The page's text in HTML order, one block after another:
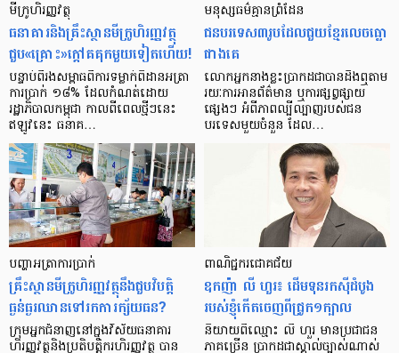
មីក្រូ​ហិរញ្ញវត្ថុ
ធនាគារ​និង​គ្រឹះស្ថាន​មីក្រូ​ហិរញ្ញវត្ថុ​
ជួប«គ្រោះ»ក្តៅ​គគុក​មួយ​ទៀត​ហើយ!
បន្ទាប់​ពី​រង​សម្ពាធ​​ពី​ការ​ទម្លាក់​ពិដាន​អត្រា​
ការ​ប្រាក់ ១៨​% ដែល​កំណត់​ដោយ​
រដ្ឋាភិបាល​កម្ពុជា កាល​ពី​ពេល​ថ្មីៗ​នេះ
ឥឡូវ​នេះ ធនាគ…
មនុស្ស​ធម៌​គ្មាន​ព្រំដែន
ជន​បរទេស​៣​រូប​ដែល​ជួយ​ខ្មែរ​លេច​ធ្លោ​
ជាង​គេ
លោកអ្នក​នាង​ខ្លះ​ប្រាកដ​ជា​បាន​​ដឹង​ឮ​តាម​
រយៈ​ការ​អាន​ព័ត៌មាន ឬ​ការ​ផ្សព្វផ្សាយ​
ផ្សេងៗ អំពី​ភាព​ល្បីល្បាញ​របស់​ជន​
បរទេស​មួយ​ចំនួន ដែល…
បញ្ហា​អត្រា​ការប្រាក់
គ្រឹះស្ថាន​មីក្រូ​ហិរញ្ញវត្ថុ​នឹង​ជួប​វិបត្តិ​
ធ្ងន់ធ្ងរ​ឈាន​ទៅ​រក​ការ​ក្ស័យធន?
ក្រុម​អ្នក​ជំនាញ​នៅ​ក្នុង​វិស័យ​ធនាគារ
ហិរញ្ញវត្ថុ​និង​ប្រតិបត្តិករ​ហិរញ្ញ​វត្ថុ បាន​​
ពាណិជ្ជករជោគជ័យ
ឧកញ៉ា លី ហួរ៖ ដើមទុនរកស៊ីដំបូង
របស់ខ្ញុំកើតចេញពីជ្រូក១ក្បាល
និយាយ​ពី​ឈ្មោះ លី ហួរ មាន​ប្រជាជន​
ភាគ​ច្រើន ប្រាកដ​ជា​ស្គាល់​ច្បាស់​ណាស់